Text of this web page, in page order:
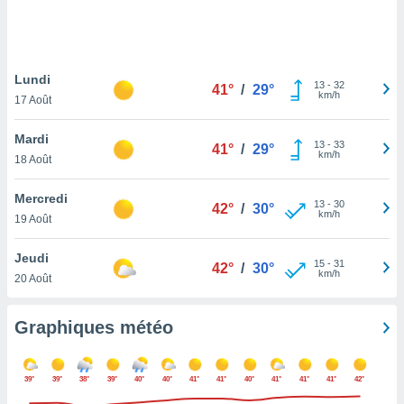
pas
de
à
cas,
que
sur le
que
ne
Lundi
17 Août
41° / 29° 13- 32
km/h
Mardi
18 Août
41° / 29° 13- 33
km/h
Mercredi
19 Août
42° / 30° 13- 30
km/h
Jeudi
20 Août
42° / 30° 15- 31
km/h
Graphiques météo
39° 39° 38° 39° 40° 40° 41° 41° 40° 41° 41° 41° 42°